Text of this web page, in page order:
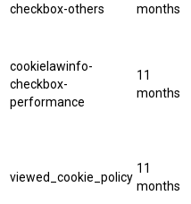
checkbox-others
months
cookielawinfo-
checkbox-
performance
11
months
viewed_cookie_policy
11
months